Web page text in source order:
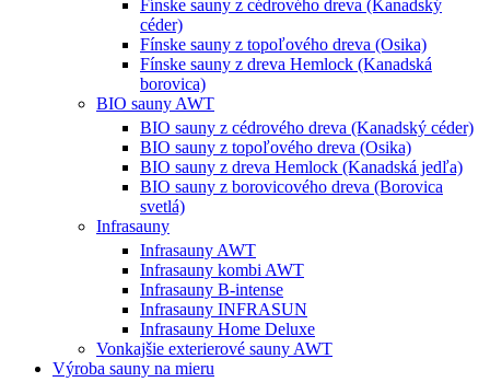
Fínske sauny z cédrového dreva (Kanadský
céder)
Fínske sauny z topoľového dreva (Osika)
Fínske sauny z dreva Hemlock (Kanadská
borovica)
BIO sauny AWT
BIO sauny z cédrového dreva (Kanadský céder)
BIO sauny z topoľového dreva (Osika)
BIO sauny z dreva Hemlock (Kanadská jedľa)
BIO sauny z borovicového dreva (Borovica
svetlá)
Infrasauny
Infrasauny AWT
Infrasauny kombi AWT
Infrasauny B-intense
Infrasauny INFRASUN
Infrasauny Home Deluxe
Vonkajšie exterierové sauny AWT
Výroba sauny na mieru